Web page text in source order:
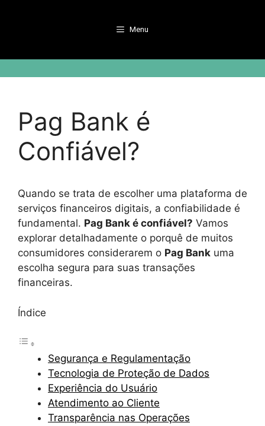
Menu
Pag Bank é
Confiável?
Quando se trata de escolher uma plataforma de
serviços financeiros digitais, a confiabilidade é
fundamental. Pag Bank é confiável? Vamos
explorar detalhadamente o porquê de muitos
consumidores considerarem o Pag Bank uma
escolha segura para suas transações
financeiras.
Índice
Segurança e Regulamentação
Tecnologia de Proteção de Dados
Experiência do Usuário
Atendimento ao Cliente
Transparência nas Operações